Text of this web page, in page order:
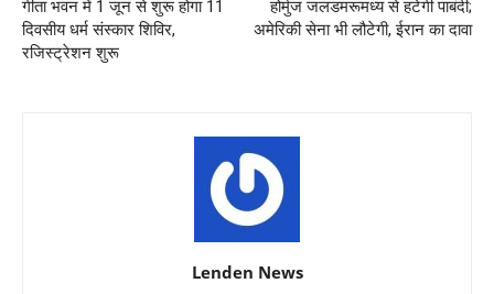
गीता भवन में 1 जून से शुरू होगा 11
दिवसीय धर्म संस्कार शिविर,
रजिस्ट्रेशन शुरू
होर्मुज जलडमरूमध्य से हटेगी पाबंदी;
अमेरिकी सेना भी लौटेगी, ईरान का दावा
Lenden News